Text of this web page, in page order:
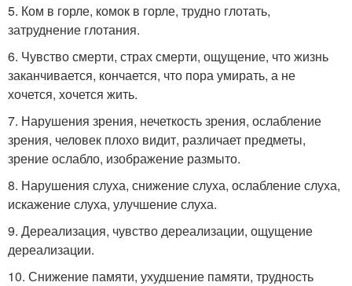
5. Ком в горле, комок в горле, трудно глотать,
затруднение глотания.
6. Чувство смерти, страх смерти, ощущение, что жизнь
заканчивается, кончается, что пора умирать, а не
хочется, хочется жить.
7. Нарушения зрения, нечеткость зрения, ослабление
зрения, человек плохо видит, различает предметы,
зрение ослабло, изображение размыто.
8. Нарушения слуха, снижение слуха, ослабление слуха,
искажение слуха, улучшение слуха.
9. Дереализация, чувство дереализации, ощущение
дереализации.
10. Снижение памяти, ухудшение памяти, трудность